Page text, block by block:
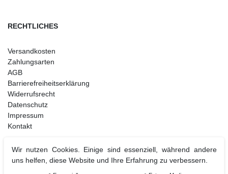
RECHTLICHES
Versandkosten
Zahlungsarten
AGB
Barrierefreiheitserklärung
Widerrufsrecht
Datenschutz
Impressum
Kontakt
Weihnachtsdeko
Wir nutzen Cookies. Einige sind essenziell, während andere
uns helfen, diese Website und Ihre Erfahrung zu verbessern.